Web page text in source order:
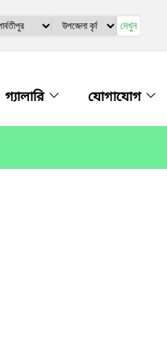
দেখুন
গ্যালারি যোগাযোগ